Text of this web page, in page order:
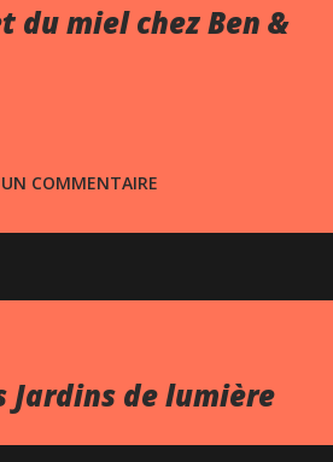
du miel chez Ben &
UN COMMENTAIRE
Jardins de lumière